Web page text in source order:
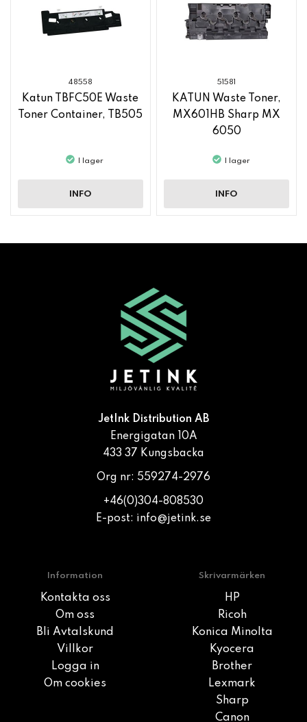
48558
Katun TBFC50E Waste
Toner Container, TB505
I lager
INFO
51581
KATUN Waste Toner,
MX601HB Sharp MX
6050
I lager
INFO
JetInk Distribution AB
Energigatan 10A
433 37 Kungsbacka
Org nr: 559274-2976
+46(0)304-808530
E-post: info@jetink.se
Information
Kontakta oss
Om oss
Bli Avtalskund
Villkor
Logga in
Om cookies
Skrivarmärken
HP
Ricoh
Konica Minolta
Kyocera
Brother
Lexmark
Sharp
Canon